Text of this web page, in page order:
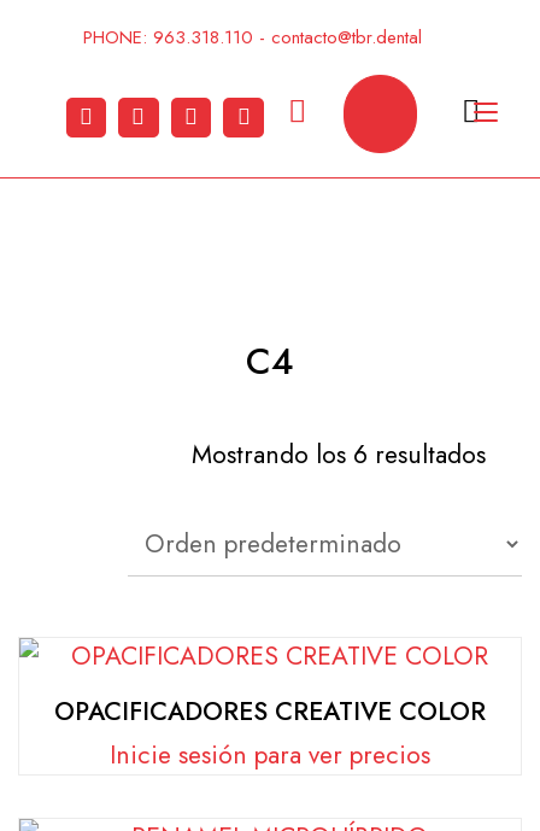
contenido
PHONE: 963.318.110 - contacto@tbr.dental
C4
Mostrando los 6 resultados
OPACIFICADORES CREATIVE COLOR
Inicie sesión para ver precios